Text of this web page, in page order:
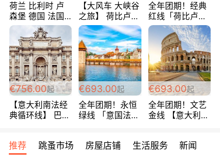
荷兰 比利时 卢
森堡 德国 法国
超爽玩遍西欧 循
环线 全程四星宾
馆 108欧/人/天
【大风车 大峡谷
之旅】 荷比卢德
法 巴黎上下 经
典五国四日游
488欧/人
全年团期！经典
红线「荷比卢德
法」七天循环 五
国 仅售99欧/人/
天！巴黎上下！
包拼房~
€756.00起
【意大利南法经
典循环线】 巴黎
宾馆 108欧/天起
全程756欧/位
€693.00起
全年团期！永恒
绿线 「意国法
欧/天起 ~包拼房
€693.00起
全年团期！文艺
金线 【意大利一
每周铁发！
推荐 跳蚤市场 房屋店铺 生活服务 新闻